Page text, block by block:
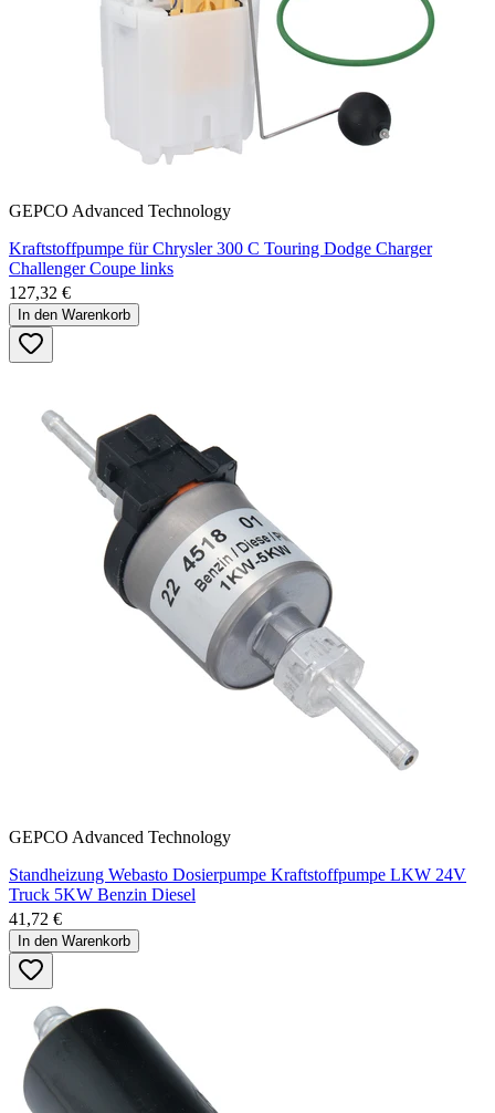
GEPCO Advanced Technology
Kraftstoffpumpe für Chrysler 300 C Touring Dodge Charger
Challenger Coupe links
127,32 €
In den Warenkorb
GEPCO Advanced Technology
Standheizung Webasto Dosierpumpe Kraftstoffpumpe LKW 24V
Truck 5KW Benzin Diesel
41,72 €
In den Warenkorb